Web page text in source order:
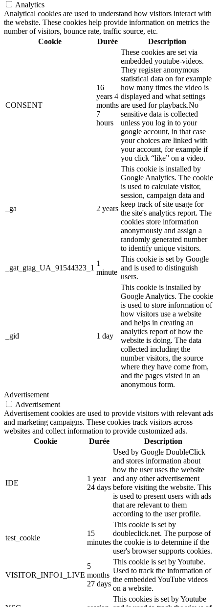
Analytics
Analytical cookies are used to understand how visitors interact with
the website. These cookies help provide information on metrics the
number of visitors, bounce rate, traffic source, etc.
Cookie
Durée Description
CONSENT
16
years 4
months
7
hours
These cookies are set via
embedded youtube-videos.
They register anonymous
statistical data on for example
how many times the video is
displayed and what settings
are used for playback.No
sensitive data is collected
unless you log in to your
google account, in that case
your choices are linked with
your account, for example if
you click “like” on a video.
_ga 2 years
This cookie is installed by
Google Analytics. The cookie
is used to calculate visitor,
session, campaign data and
keep track of site usage for
the site's analytics report. The
cookies store information
anonymously and assign a
randomly generated number
to identify unique visitors.
_gat_gtag_UA_91544323_1
1
minute
This cookie is set by Google
and is used to distinguish
users.
_gid 1 day
This cookie is installed by
Google Analytics. The cookie
is used to store information of
how visitors use a website
and helps in creating an
analytics report of how the
website is doing. The data
collected including the
number visitors, the source
where they have come from,
and the pages visted in an
anonymous form.
Advertisement
Advertisement
Advertisement cookies are used to provide visitors with relevant ads
and marketing campaigns. These cookies track visitors across
websites and collect information to provide customized ads.
Cookie
Durée Description
IDE
1 year
24 days
Used by Google DoubleClick
and stores information about
how the user uses the website
and any other advertisement
before visiting the website. This
is used to present users with ads
that are relevant to them
according to the user profile.
test_cookie
15
minutes
This cookie is set by
doubleclick.net. The purpose of
the cookie is to determine if the
user's browser supports cookies.
VISITOR_INFO1_LIVE
5
months
27 days
This cookie is set by Youtube.
Used to track the information of
the embedded YouTube videos
on a website.
This cookies is set by Youtube